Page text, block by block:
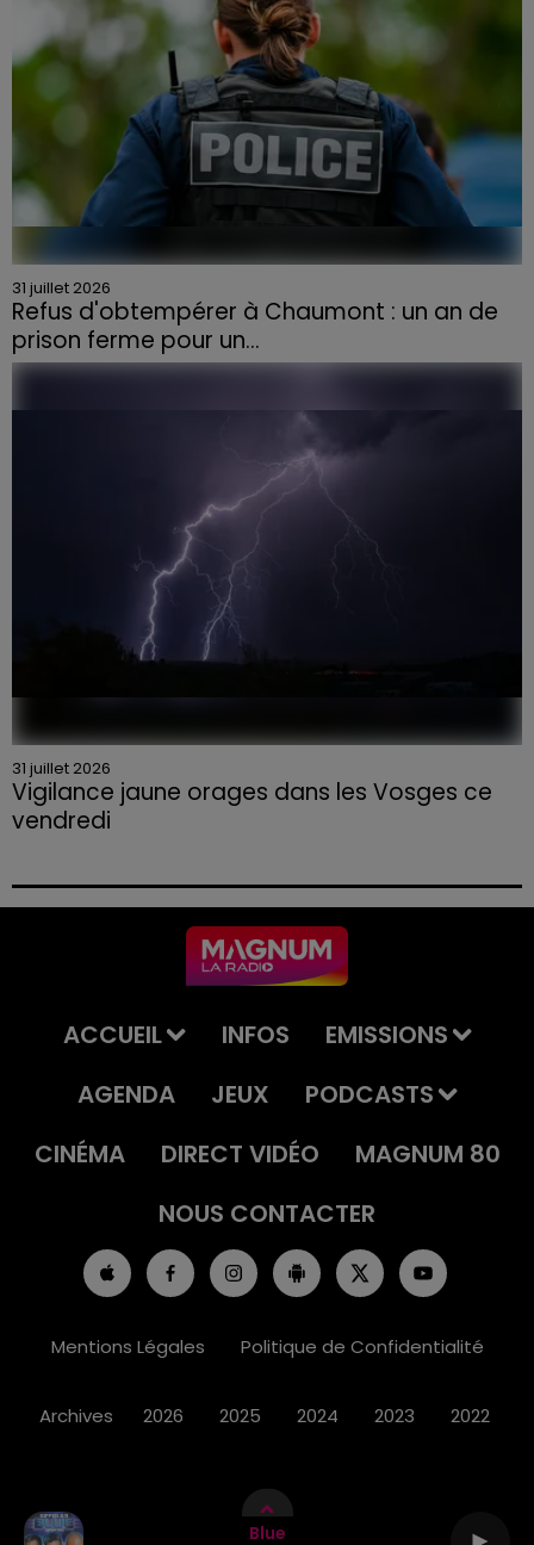
Blue
31 juillet 2026
Refus d'obtempérer à Chaumont : un an de
prison ferme pour un...
31 juillet 2026
Vigilance jaune orages dans les Vosges ce
vendredi
ACCUEIL INFOS
EMISSIONS
AGENDA
JEUX
PODCASTS
CINÉMA
DIRECT VIDÉO
MAGNUM 80
NOUS CONTACTER
Mentions Légales Politique de Confidentialité
Archives 2026 2025 2024 2023 2022